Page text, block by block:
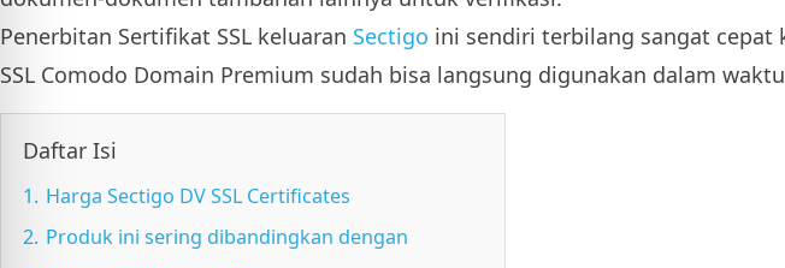
Penerbitan Sertifikat SSL keluaran Sectigo ini sendiri terbilang sangat cepat
SSL Comodo Domain Premium sudah bisa langsung digunakan dalam
Daftar Isi
1. Harga Sectigo DV SSL Certificates
2. Produk ini sering dibandingkan dengan